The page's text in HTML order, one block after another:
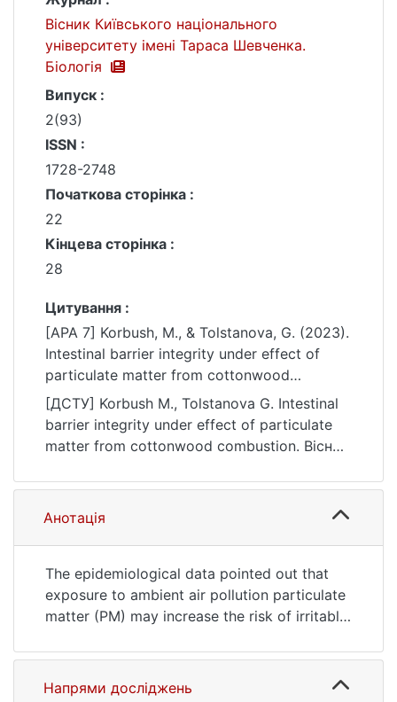
Вісник Київського національного
університету імені Тараса Шевченка.
Біологія
Випуск :
2(93)
ISSN :
1728-2748
Початкова сторінка :
22
Кінцева сторінка :
28
Цитування :
[APA 7] Korbush, M., & Tolstanova, G. (2023).
Intestinal barrier integrity under effect of
particulate matter from cottonwood
combustion. Вісник Київського
національного університету імені Тараса
Шевченка. Біологія, (2(93)), 22–28.
2-28
[ДСТУ] Korbush M., Tolstanova G. Intestinal
barrier integrity under effect of particulate
matter from cottonwood combustion. Вісник
імені Тараса Шевченка. Біологія. 2023. no.
2(93). P. 22—28. DOI:
10.17721/1728.2748.2023.93.22-28 (date of
Анотація
The epidemiological data pointed out that
exposure to ambient air pollution particulate
matter (PM) may increase the risk of irritable
pollutants might affect the intestine through
blood, mucociliary clearance of PM from the
Напрями досліджень